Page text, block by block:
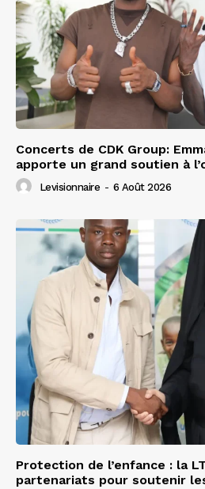
Concerts de CDK Group:
apporte un grand soutien à
Levisionnaire - 6 Août 2026
Protection de l’enfance : la
partenariats pour soutenir